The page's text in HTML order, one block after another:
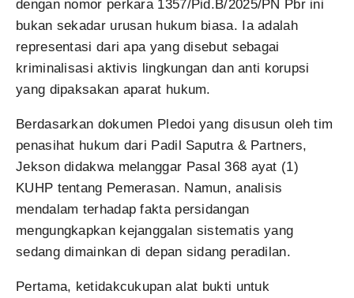
dengan nomor perkara 1357/Pid.B/2025/PN Pbr ini
bukan sekadar urusan hukum biasa. Ia adalah
representasi dari apa yang disebut sebagai
kriminalisasi aktivis lingkungan dan anti korupsi
yang dipaksakan aparat hukum.
Berdasarkan dokumen Pledoi yang disusun oleh tim
penasihat hukum dari Padil Saputra & Partners,
Jekson didakwa melanggar Pasal 368 ayat (1)
KUHP tentang Pemerasan. Namun, analisis
mendalam terhadap fakta persidangan
mengungkapkan kejanggalan sistematis yang
sedang dimainkan di depan sidang peradilan.
Pertama, ketidakcukupan alat bukti untuk